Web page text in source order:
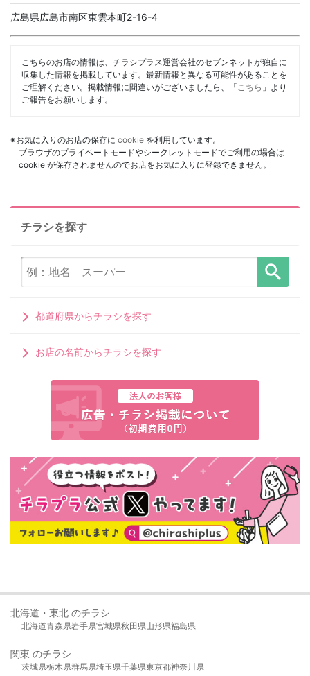
広島県広島市南区東雲本町2-16-4
こちらのお店の情報は、チラシプラス運営会社のセブンネットが独自に
収集した情報を掲載しています。最新情報と異なる可能性があることを
ご理解ください。掲載情報に間違いがございましたら、「 こちら 」より
ご報告をお願いします。
※お気に入りのお店の保存に cookie を利用しています。
ブラウザのプライベートモードやシークレットモードでご利用の場合は
cookie が保存されませんのでお店をお気に入りに登録できません。
チラシを探す
都道府県からチラシを探す
お店の名前からチラシを探す
北海道・東北 のチラシ
北海道青森県岩手県宮城県秋田県山形県福島県
関東 のチラシ
茨城県栃木県群馬県埼玉県千葉県東京都神奈川県